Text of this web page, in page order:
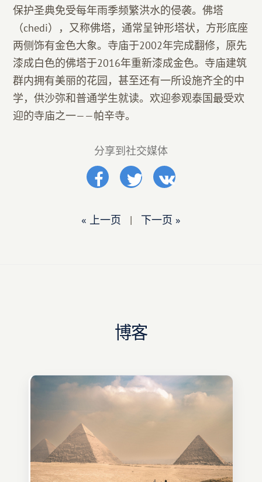
保护圣典免受每年雨季频繁洪水的侵袭。佛塔
（chedi），又称佛塔，通常呈钟形塔状，方形底座
两侧饰有金色大象。寺庙于2002年完成翻修，原先
漆成白色的佛塔于2016年重新漆成金色。寺庙建筑
群内拥有美丽的花园，甚至还有一所设施齐全的中
学，供沙弥和普通学生就读。欢迎参观泰国最受欢
迎的寺庙之一——帕辛寺。
分享到社交媒体
« 上一页 | 下一页 »
博客